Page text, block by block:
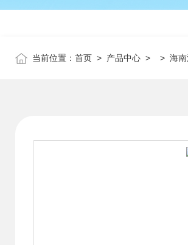
当前位置： 首页 > 产品中心 > > 海